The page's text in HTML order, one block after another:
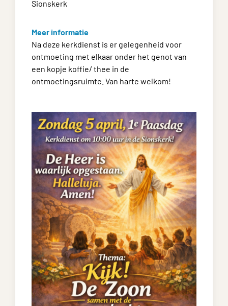
Sionskerk
Meer informatie
Na deze kerkdienst is er gelegenheid voor
ontmoeting met elkaar onder het genot van
een kopje koffie/ thee in de
ontmoetingsruimte. Van harte welkom!